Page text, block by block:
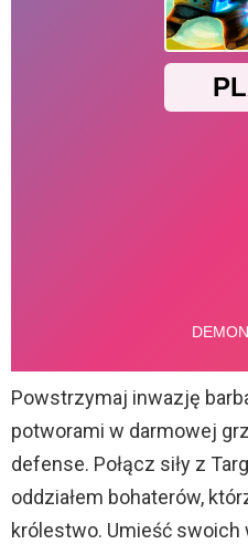
Powstrzymaj inwazję
potworami w darmowej
defense. Połącz siły z
oddziałem bohaterów,
królestwo. Umieść